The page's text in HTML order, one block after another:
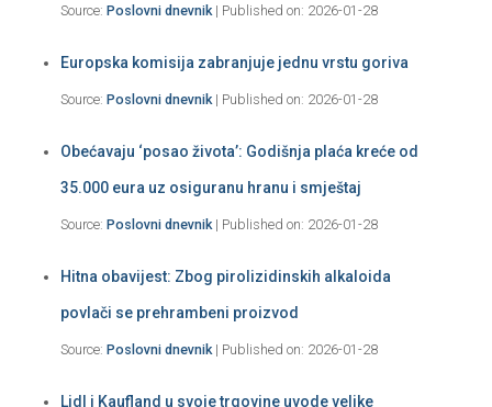
Source: Poslovni dnevnik Published on: 2026-01-28
Europska komisija zabranjuje jednu vrstu goriva
Source: Poslovni dnevnik Published on: 2026-01-28
Obećavaju ‘posao života’: Godišnja plaća kreće od
35.000 eura uz osiguranu hranu i smještaj
Source: Poslovni dnevnik Published on: 2026-01-28
Hitna obavijest: Zbog pirolizidinskih alkaloida
povlači se prehrambeni proizvod
Source: Poslovni dnevnik Published on: 2026-01-28
Lidl i Kaufland u svoje trgovine uvode velike